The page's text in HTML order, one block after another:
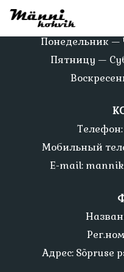
Понедельник —
Пятницу —
Мобильный
E-mail:
Адрес: Sõpruse